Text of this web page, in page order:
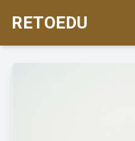
RETOEDU